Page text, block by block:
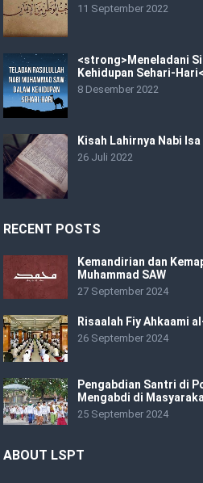
11 September 2022
<strong>Meneladani
Kehidupan Sehari-
8 Desember 2022
Kisah Lahirnya Nabi
26 Juli 2022
RECENT POSTS
Kemandirian dan
Muhammad SAW
27 September 2024
Risaalah Fiy Ahkaami
26 September 2024
Pengabdian Santri di
Mengabdi di
25 September 2024
ABOUT LSPT